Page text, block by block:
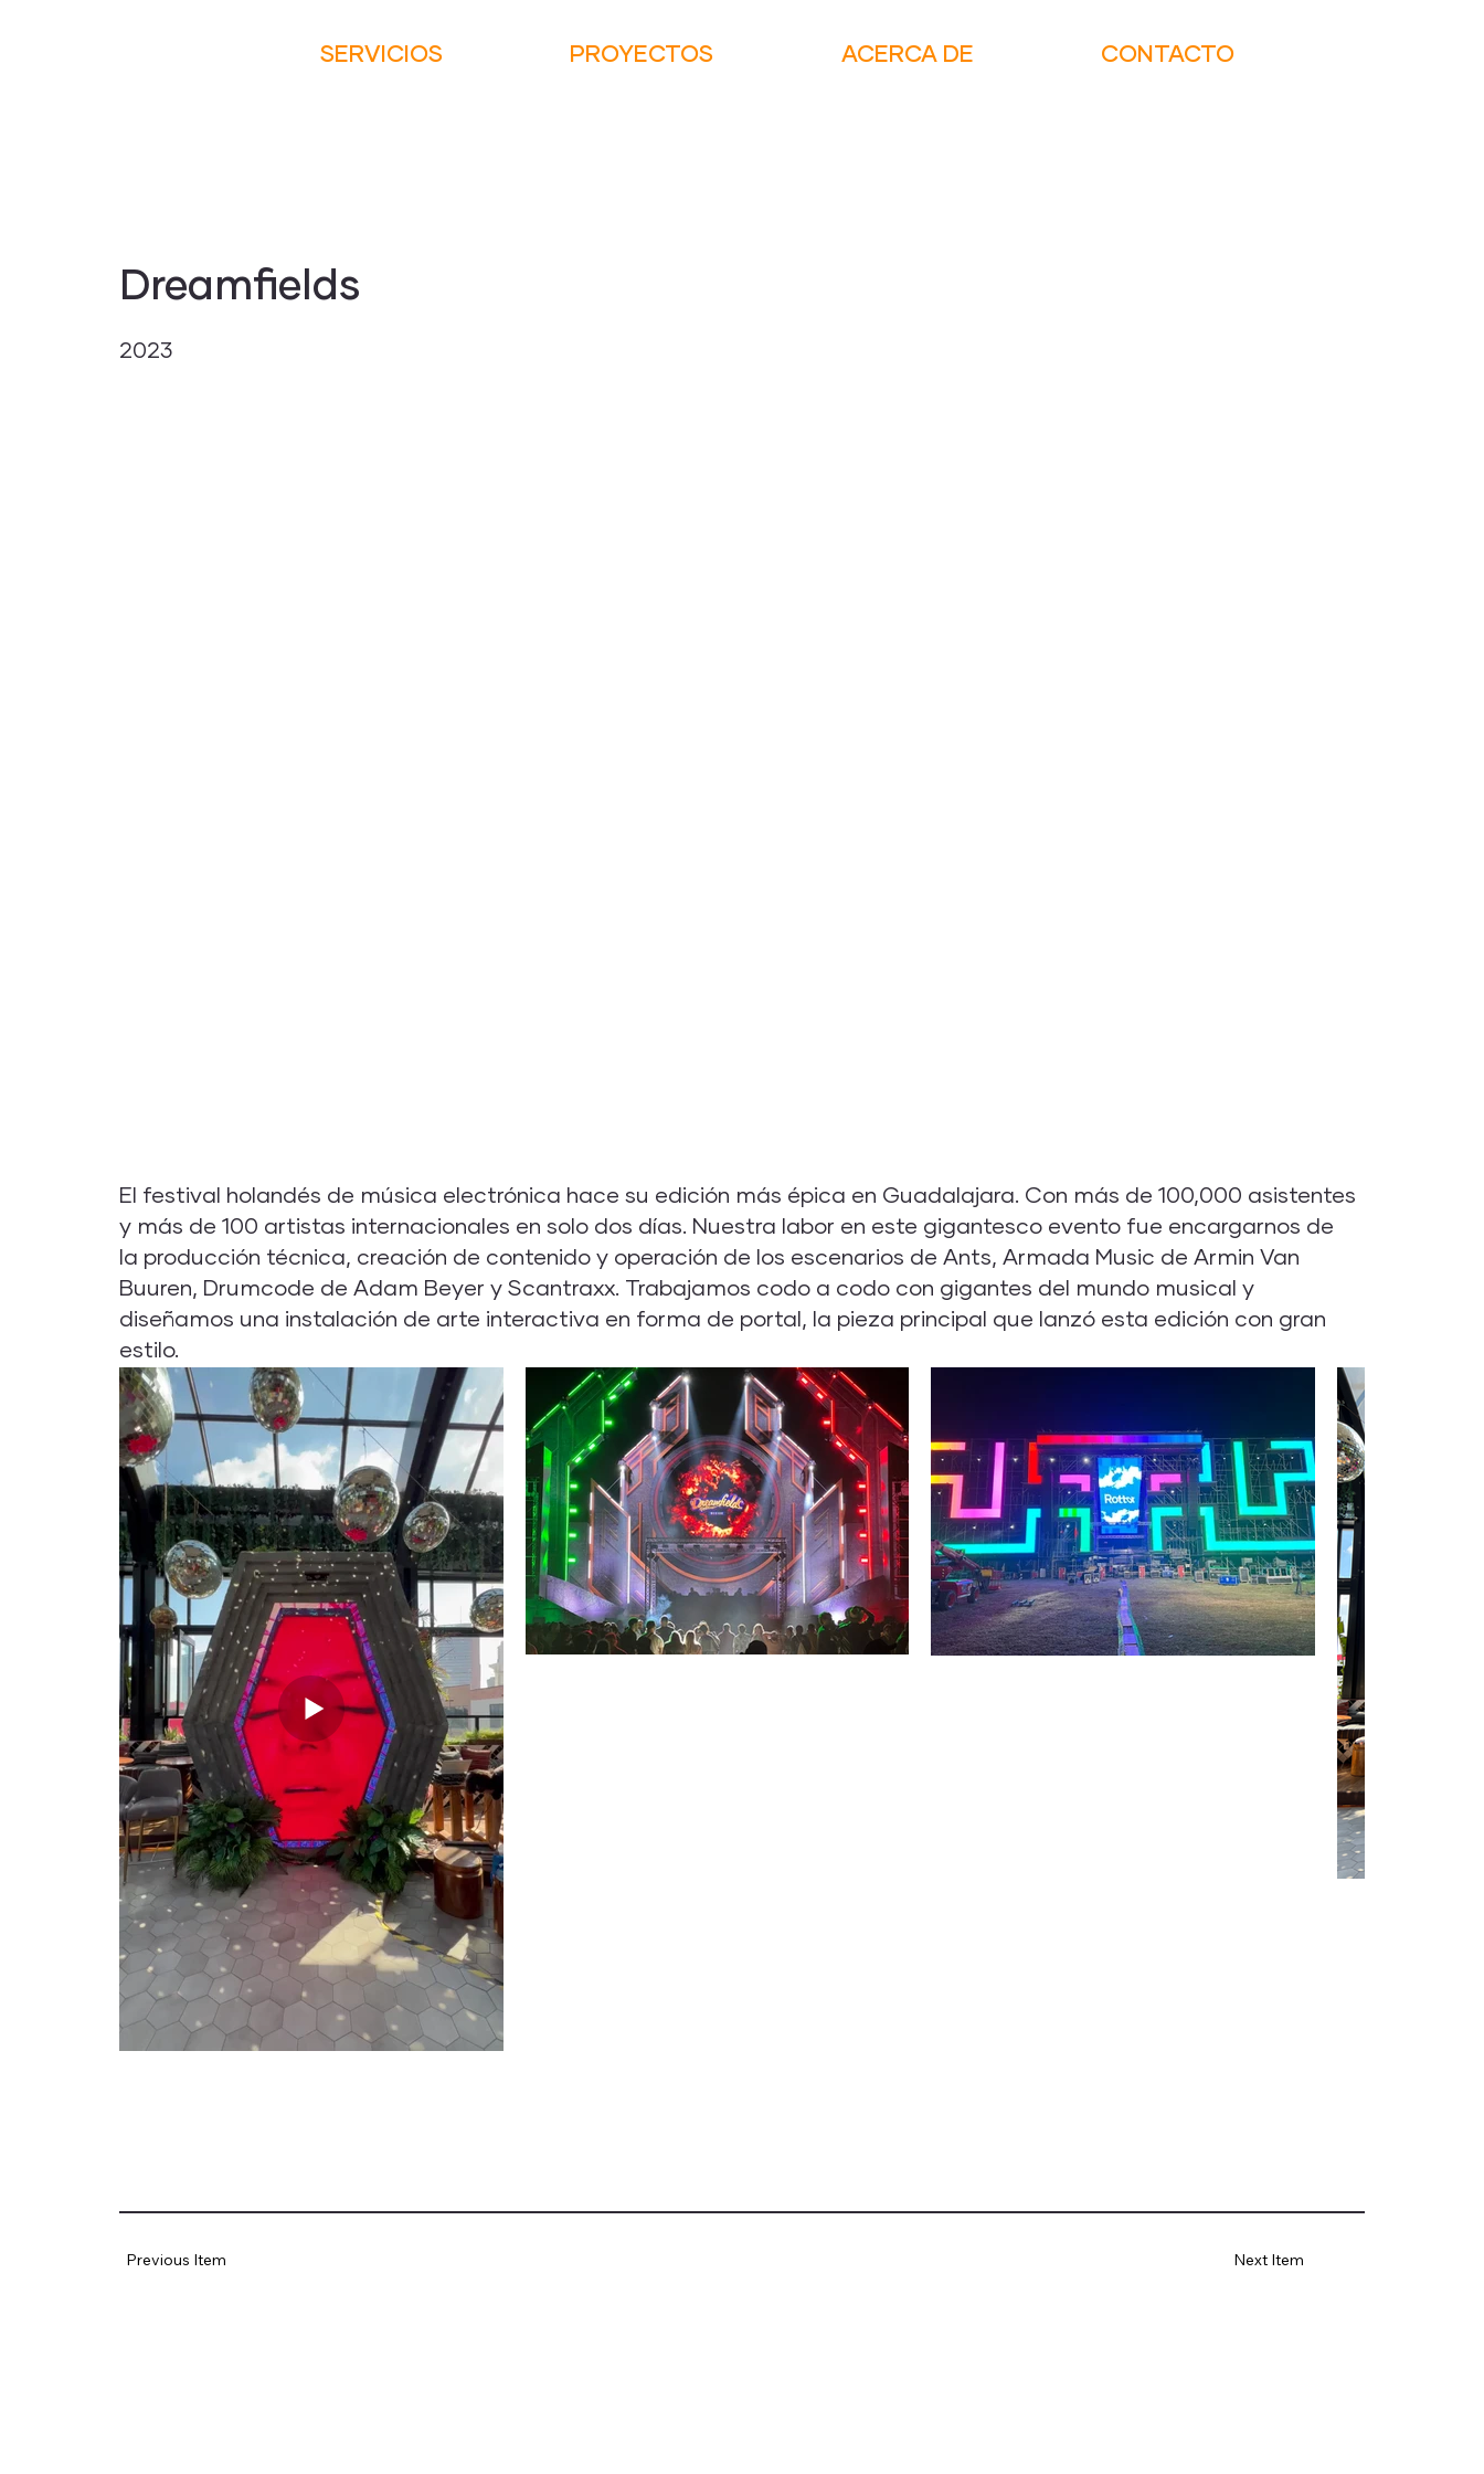
SERVICIOS PROYECTOS ACERCA DE CONTACTO
Dreamfields
2023
El festival holandés de música electrónica hace su edición más épica en Guadalajara. Con más de 100,000 asistentes
y más de 100 artistas internacionales en solo dos días. Nuestra labor en este gigantesco evento fue encargarnos de
la producción técnica, creación de contenido y operación de los escenarios de Ants, Armada Music de Armin Van
Buuren, Drumcode de Adam Beyer y Scantraxx. Trabajamos codo a codo con gigantes del mundo musical y
diseñamos una instalación de arte interactiva en forma de portal, la pieza principal que lanzó esta edición con gran
estilo.
Next Item
Previous Item